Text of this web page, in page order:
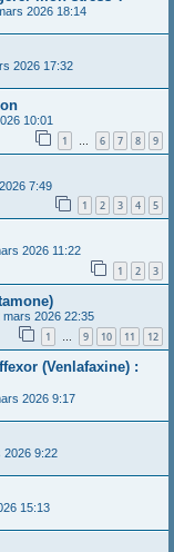
2026 18:14
2026 17:32
10:01
1 … 6 7 8 9
7:49
1 2 3 4 5
2026 11:22
1 2 3
mars 2026 22:35
1 … 9 10 11 12
(Venlafaxine) :
2026 9:17
2026 9:22
15:13